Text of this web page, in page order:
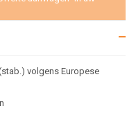
volgens Europese